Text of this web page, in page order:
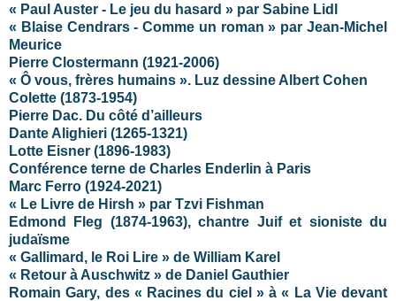
« Paul Auster - Le jeu du hasard » par Sabine Lidl
« Blaise Cendrars - Comme un roman » par Jean-Michel
Meurice
Pierre Clostermann (1921-2006)
« Ô vous, frères humains ». Luz dessine Albert Cohen
Colette (1873-1954)
Pierre Dac. Du côté d’ailleurs
Dante Alighieri (1265-1321)
Lotte Eisner (1896-1983)
Conférence terne de Charles Enderlin à Paris
Marc Ferro (1924-2021)
« Le Livre de Hirsh » par Tzvi Fishman
Edmond Fleg (1874-1963), chantre Juif et sioniste du
judaïsme
« Gallimard, le Roi Lire » de William Karel
« Retour à Auschwitz » de Daniel Gauthier
Romain Gary, des « Racines du ciel » à « La Vie devant